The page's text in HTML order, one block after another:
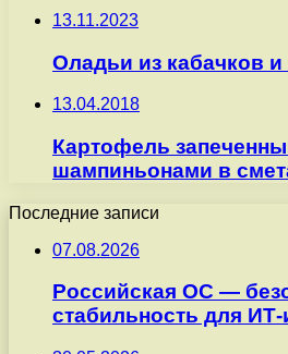
13.11.2023
Оладьи из кабачков и
13.04.2018
Картофель
шампиньонами в
Последние записи
07.08.2026
Российская ОС —
стабильность для